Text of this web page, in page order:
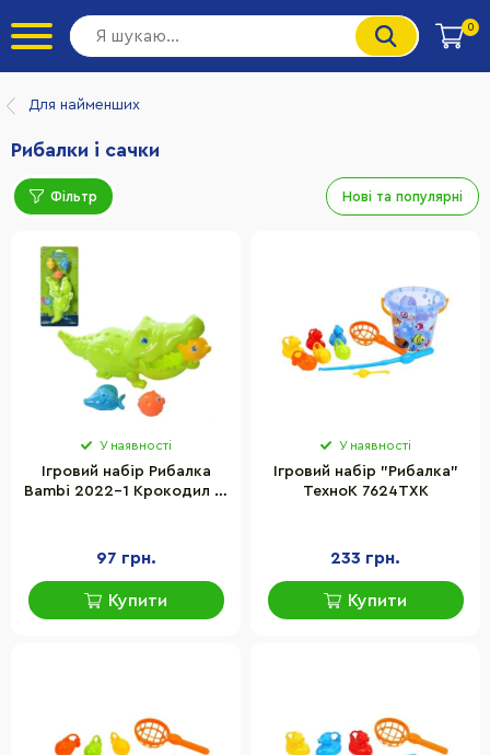
0
Для найменших
Рибалки і сачки
Фільтр Нові та популярні
У наявності
Ігровий набір Рибалка
Bambi 2022-1 Крокодил 19
97 грн.
Купити
У наявності
Ігровий набір "Рибалка"
ТехноК 7624TXK
233 грн.
Купити